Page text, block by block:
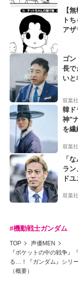
【
ト
アザ
ゴン
長で
いと
双葉
韓ド
神”
を繊
双葉
「
ラン
ド
「
双葉
#機動戦士ガンダム
TOP
声優MEN
『ポケットの中の戦争』
る…！『ガンダム』シリ
（概要）